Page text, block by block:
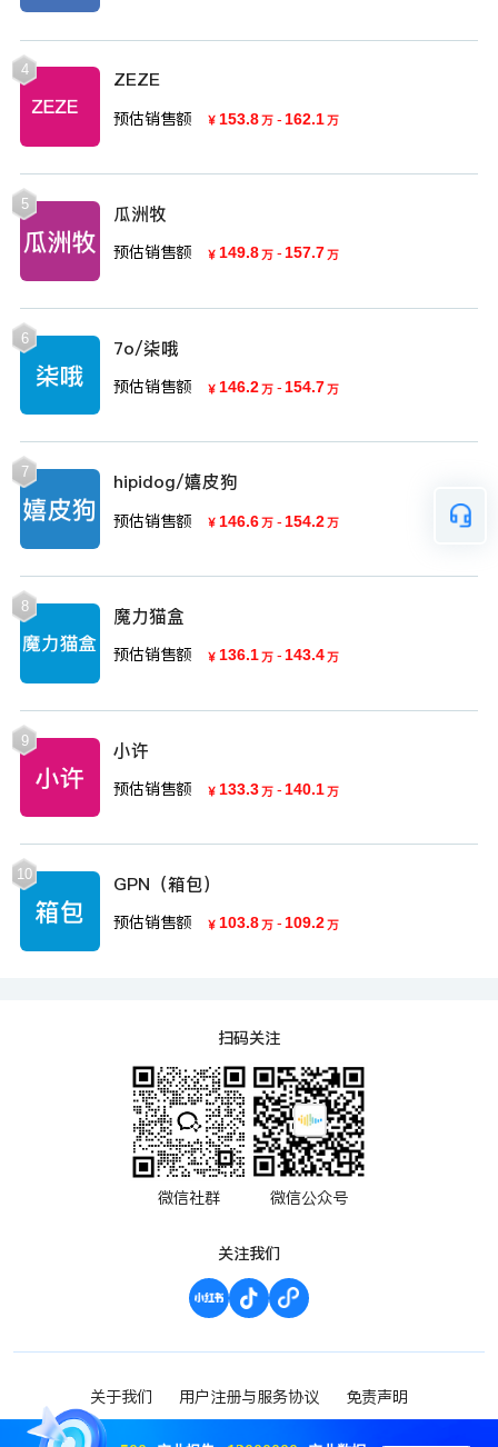
4 ZEZE
预估销售额 ￥ 153.8万 - 162.1万
5 瓜洲牧
预估销售额 ￥ 149.8万 - 157.7万
6 7o/柒哦
预估销售额 ￥ 146.2万 - 154.7万
7 hipidog/嬉皮狗
预估销售额 ￥ 146.6万 - 154.2万
8 魔力猫盒
预估销售额 ￥ 136.1万 - 143.4万
9 小许
预估销售额 ￥ 133.3万 - 140.1万
10 GPN（箱包）
预估销售额 ￥ 103.8万 - 109.2万
扫码关注
微信社群 微信公众号
关注我们
关于我们 用户注册与服务协议 免责声明